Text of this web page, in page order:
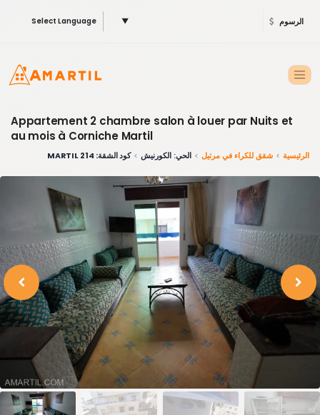
Select Language ▼ الرسوم
Appartement 2 chambre salon à louer par Nuits et
au mois à Corniche Martil
الرئيسية شقق للكراء في مرتيل الحي: الكورنيش كود الشقة: 214 MARTIL